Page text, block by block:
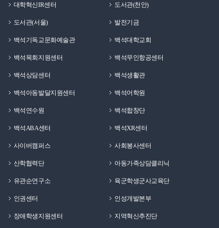
대학혁신IR센터 도서관(천안)
도서관(서울) 발전기금
백석기독교문화예술관 백석대학교회
백석목회지원센터 백석무인항공센터
백석상담센터 백석생활관
백석아동발달지원센터 백석어학원
백석연수원 백석합창단
백석ABA센터 백석XR센터
사이버캠퍼스 사회봉사센터
산학협력단 아동가족상담클리닉
유관순연구소 육군학생군사교육단
인권센터 인성개발본부
장애학생지원센터 지역혁신추진단